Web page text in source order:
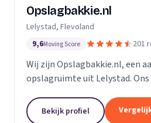
Opslagbakkie.nl
Lelystad, Flevoland
9,6Moving Score 201
Wij zijn Opslagbakkie.nl, een
opslagruimte uit Lelystad.
Bekijk profiel